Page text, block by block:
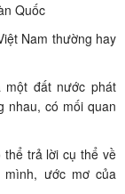
Quốc
Nam thường hay
một đất nước phát
nhau, có mối quan
trả lời cụ thể về
ước mơ của